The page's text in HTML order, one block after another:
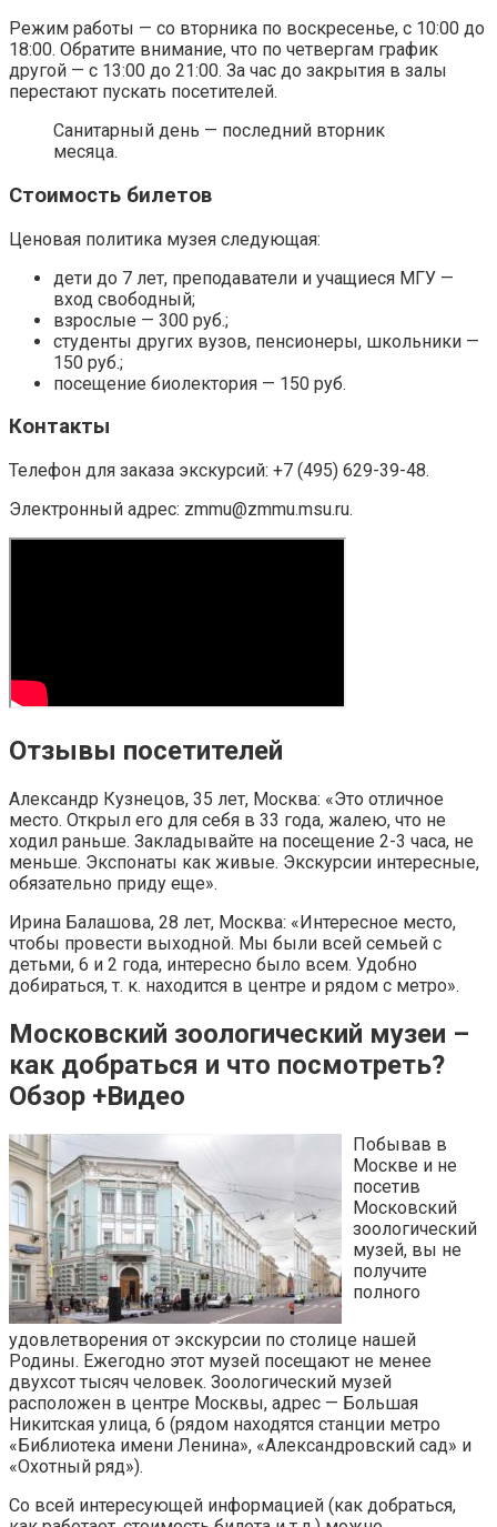
Режим работы — со вторника по воскресенье, с 10:00 до
18:00. Обратите внимание, что по четвергам график
другой — с 13:00 до 21:00. За час до закрытия в залы
перестают пускать посетителей.
Санитарный день — последний вторник
месяца.
Стоимость билетов
Ценовая политика музея следующая:
дети до 7 лет, преподаватели и учащиеся МГУ —
вход свободный;
взрослые — 300 руб.;
студенты других вузов, пенсионеры, школьники —
150 руб.;
посещение биолектория — 150 руб.
Контакты
Телефон для заказа экскурсий: +7 (495) 629-39-48.
Электронный адрес: zmmu@zmmu.msu.ru.
Отзывы посетителей
Александр Кузнецов, 35 лет, Москва: «Это отличное
место. Открыл его для себя в 33 года, жалею, что не
ходил раньше. Закладывайте на посещение 2-3 часа, не
меньше. Экспонаты как живые. Экскурсии интересные,
обязательно приду еще».
Ирина Балашова, 28 лет, Москва: «Интересное место,
чтобы провести выходной. Мы были всей семьей с
детьми, 6 и 2 года, интересно было всем. Удобно
добираться, т. к. находится в центре и рядом с метро».
Московский зоологический музеи –
как добраться и что посмотреть?
Обзор +Видео
Побывав в
Москве и не
посетив
Московский
зоологический
музей, вы не
получите
полного
удовлетворения от экскурсии по столице нашей
Родины. Ежегодно этот музей посещают не менее
двухсот тысяч человек. Зоологический музей
расположен в центре Москвы, адрес — Большая
Никитская улица, 6 (рядом находятся станции метро
«Библиотека имени Ленина», «Александровский сад» и
«Охотный ряд»).
Со всей интересующей информацией (как добраться,